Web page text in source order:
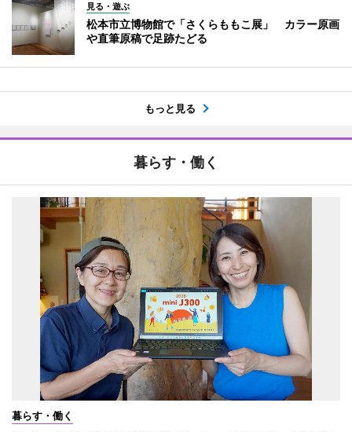
見る・遊ぶ
松本市立博物館で「さくらももこ展」 カラー原画
や直筆原稿で足跡たどる
もっと見る
暮らす・働く
暮らす・働く